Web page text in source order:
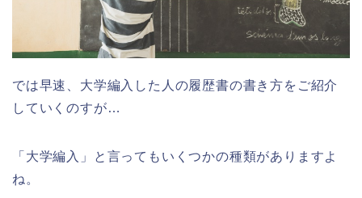
では早速、大学編入した人の履歴書の書き方をご紹介
していくのすが…
「大学編入」と言ってもいくつかの種類がありますよ
ね。